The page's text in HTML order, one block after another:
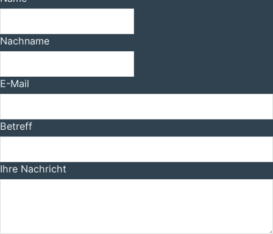
Nachname
E-Mail
Betreff
Ihre Nachricht